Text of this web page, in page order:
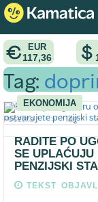
EUR
117,36
Pocetna > Tag >
Tag:
EKONOMIJA
RADITE PO
SE UPLAĆUJU
PENZIJSKI
TEKST